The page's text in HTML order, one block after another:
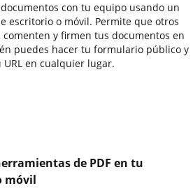
con tu equipo usando un
escritorio o móvil. Permite que otros
comenten y firmen tus documentos en
puedes hacer tu formulario público y
en cualquier lugar.
de PDF en tu
móvil